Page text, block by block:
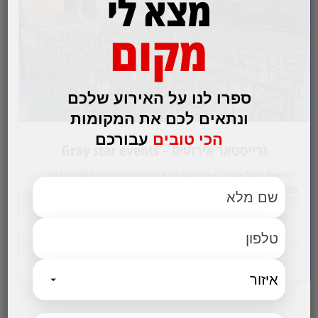
גרייסטאר אירועים – Gray star events
Gray Star Events – המקום שבו אירועים הופכים לחוויה! גריי
המתאימים לכל סוגי…
מצא לי
מקום
ספרו לנו על האירוע שלכם
ונתאים לכם את המקומות
הכי טובים עבורכם